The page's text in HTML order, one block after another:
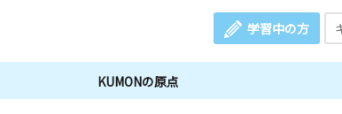
学習中の方
KUMONの原点